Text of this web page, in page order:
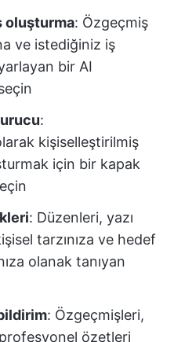
oluşturma: Özgeçmiş
ve istediğiniz iş
bir AI
:
kişiselleştirilmiş
için bir kapak
: Düzenleri, yazı
tarzınıza ve hedef
olanak tanıyan
: Özgeçmişleri,
özetleri